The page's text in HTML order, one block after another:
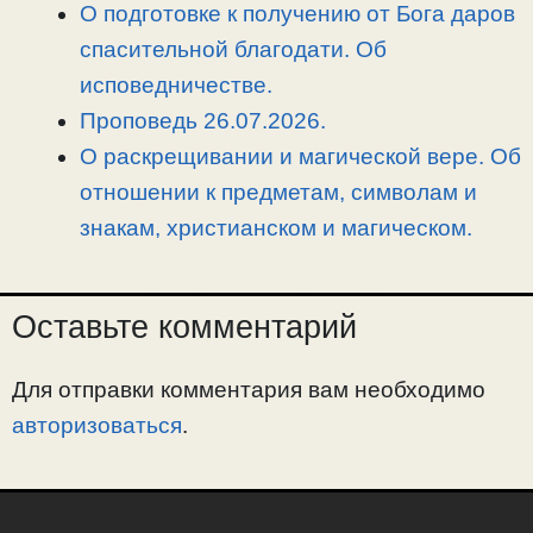
О подготовке к получению от Бога даров
спасительной благодати. Об
исповедничестве.
Проповедь 26.07.2026.
О раскрещивании и магической вере. Об
отношении к предметам, символам и
знакам, христианском и магическом.
Оставьте комментарий
Для отправки комментария вам необходимо
авторизоваться.